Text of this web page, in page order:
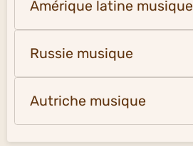
Amérique latine musique
Russie musique
Autriche musique